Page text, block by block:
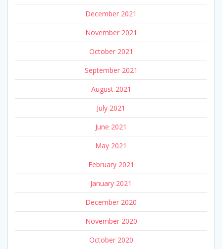
December 2021
November 2021
October 2021
September 2021
August 2021
July 2021
June 2021
May 2021
February 2021
January 2021
December 2020
November 2020
October 2020